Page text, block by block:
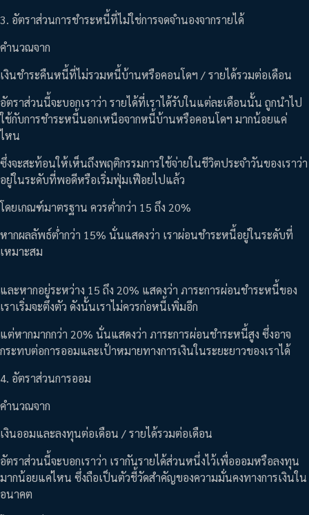
3. อัตราส่วนการชำระหนี้ที่ไม่ใช่การจดจำนองจากรายได้
คำนวณจาก
เงินชำระคืนหนี้ที่ไม่รวมหนี้บ้านหรือคอนโดฯ / รายได้รวมต่อเดือน
อัตราส่วนนี้จะบอกเราว่า รายได้ที่เราได้รับในแต่ละเดือนนั้น ถูกนำไป
ใช้กับการชำระหนี้นอกเหนือจากหนี้บ้านหรือคอนโดฯ มากน้อยแค่
ไหน
ซึ่งจะสะท้อนให้เห็นถึงพฤติกรรมการใช้จ่ายในชีวิตประจำวันของเราว่า
อยู่ในระดับที่พอดีหรือเริ่มฟุ่มเฟือยไปแล้ว
โดยเกณฑ์มาตรฐาน ควรต่ำกว่า 15 ถึง 20%
หากผลลัพธ์ต่ำกว่า 15% นั่นแสดงว่า เราผ่อนชำระหนี้อยู่ในระดับที่
เหมาะสม
และหากอยู่ระหว่าง 15 ถึง 20% แสดงว่า ภาระการผ่อนชำระหนี้ของ
เราเริ่มจะตึงตัว ดังนั้นเราไม่ควรก่อหนี้เพิ่มอีก
แต่หากมากกว่า 20% นั่นแสดงว่า ภาระการผ่อนชำระหนี้สูง ซึ่งอาจ
กระทบต่อการออมและเป้าหมายทางการเงินในระยะยาวของเราได้
4. อัตราส่วนการออม
คำนวณจาก
เงินออมและลงทุนต่อเดือน / รายได้รวมต่อเดือน
อัตราส่วนนี้จะบอกเราว่า เรากันรายได้ส่วนหนึ่งไว้เพื่อออมหรือลงทุน
มากน้อยแค่ไหน ซึ่งถือเป็นตัวชี้วัดสำคัญของความมั่นคงทางการเงินใน
อนาคต